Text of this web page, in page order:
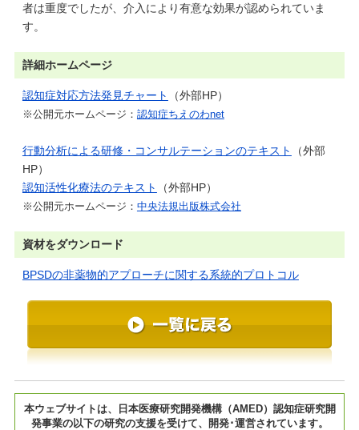
者は重度でしたが、介入により有意な効果が認められていま
す。
詳細ホームページ
認知症対応方法発見チャート （外部HP）
※公開元ホームページ： 認知症ちえのわnet
行動分析による研修・コンサルテーションのテキスト
（外部
HP）
認知活性化療法のテキスト
（外部HP）
※公開元ホームページ： 中央法規出版株式会社
資材をダウンロード
BPSDの非薬物的アプローチに関する系統的プロトコル
本ウェブサイトは、日本医療研究開発機構（AMED）認知症研究開
発事業の以下の研究の支援を受けて、開発･運営されています。